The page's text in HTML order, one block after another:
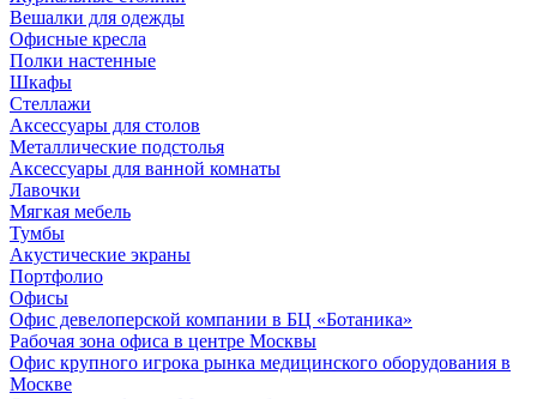
Вешалки для одежды
Офисные кресла
Полки настенные
Шкафы
Стеллажи
Аксессуары для столов
Металлические подстолья
Аксессуары для ванной комнаты
Лавочки
Мягкая мебель
Тумбы
Акустические экраны
Портфолио
Офисы
Офис девелоперской компании в БЦ «Ботаника»
Рабочая зона офиса в центре Москвы
Офис крупного игрока рынка медицинского оборудования в
Москве